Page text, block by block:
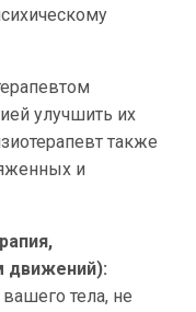
улучшить их
также
и
движений):
тела, не